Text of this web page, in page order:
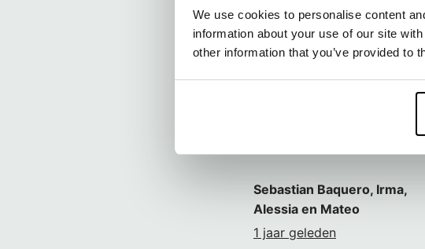
We use cookies to personalise content
information about your use of our site
other information that you’ve provided to
Sebastian Baquero, Irma,
Alessia en Mateo
1 jaar geleden